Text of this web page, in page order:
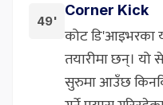
49'
Corner Kick
कोट डि'आइभरका
तयारीमा छन्। यो
सुरुमा आउँछ